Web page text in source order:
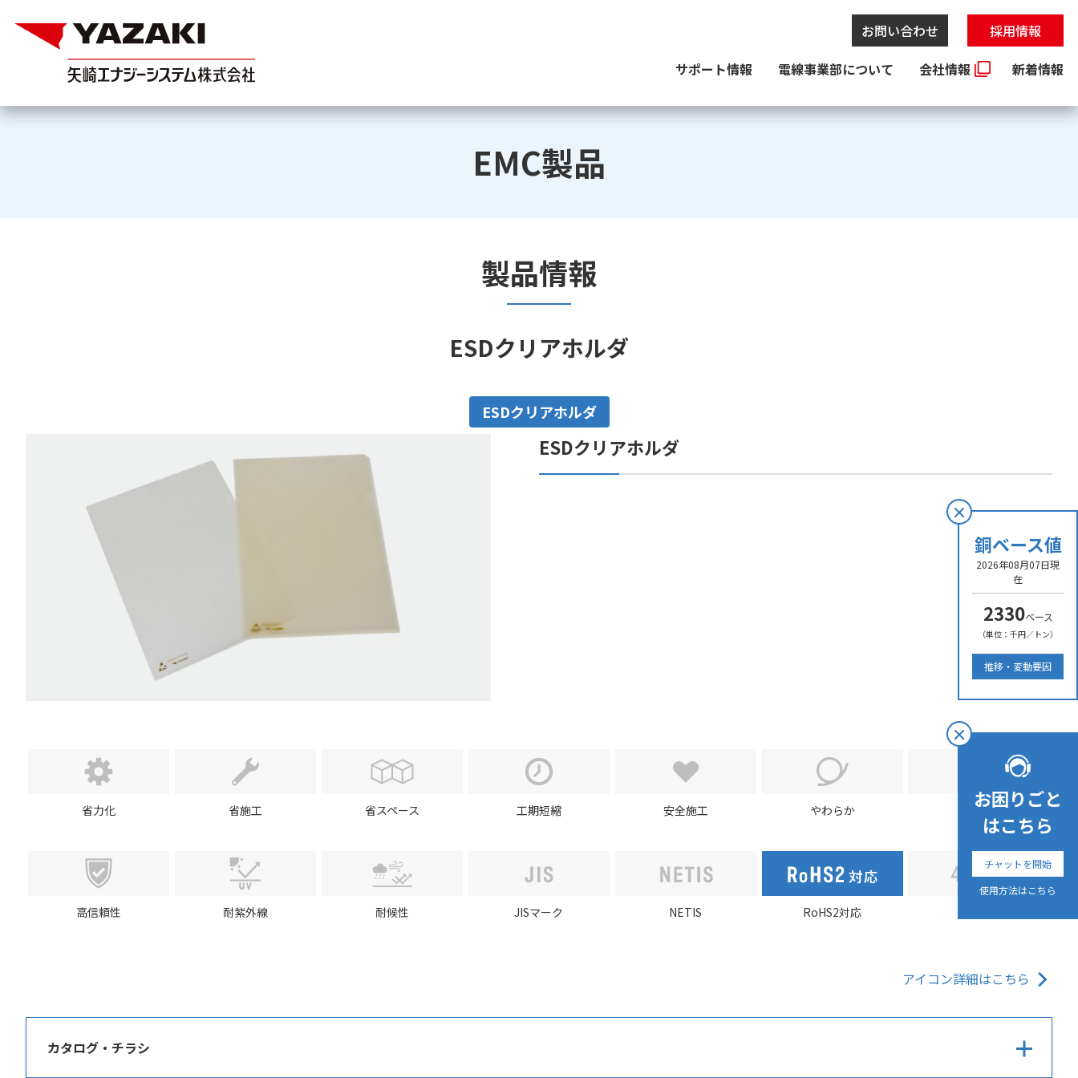
お問い合わせ
採用情報
サポート情報
電線事業部について 会社情報 新着情報
EMC製品
製品情報
ESDクリアホルダ
ESDクリアホルダ
ESDクリアホルダ
省力化 省施工 省スペース 工期短縮 安全施工 やわらか エコ
高信頼性 耐紫外線 耐候性 JISマーク NETIS RoHS2対応
アイコン詳細はこちら
カタログ・チラシ
銅ベース値
2026年08月07日現
在
2330ベース
（単位：千円／トン）
推移・変動要因
お困りごと
はこちら
チャットを開始
使用方法はこちら